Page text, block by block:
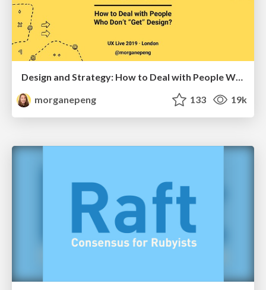
morganepeng
133 19k